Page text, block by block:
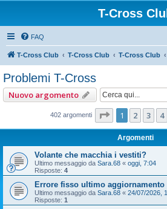
T-Cross
FAQ
T-Cross Club T-Cross Club T-Cross Club
Problemi T-Cross
Nuovo argomento
402 argomenti Pagina di 17
1 2 3 4
Argomenti
Volante che macchia i vestiti?
Ultimo messaggio da Sara.68 « oggi, 7:04
Risposte: 4
Errore fisso ultimo aggiornamento
Ultimo messaggio da Sara.68 « 24/07/2026,
Risposte: 1